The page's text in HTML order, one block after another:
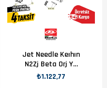
Jet Needle Keıhın
N2Zj Beta Orj Yp
B11-2
₺1.122,77